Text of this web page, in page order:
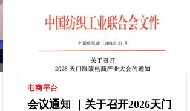
电商平台
会议通知 ｜关于召开2026天门